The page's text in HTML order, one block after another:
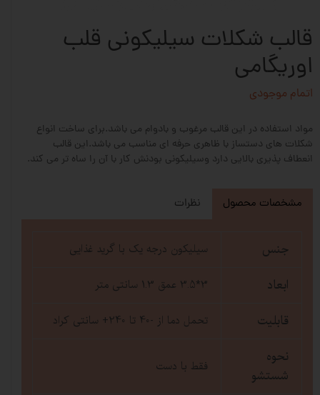
قالب شکلات سیلیکونی قلب
اوریگامی
اتمام موجودی
مواد استفاده در این قالب مرغوب و بادوام می باشد.برای ساخت انواع
شکلات های دستساز با ظاهری حرفه ای مناسب می باشد.این قالب
انعطاف پذیری بالایی دارد وسیلیکونی بودنش کار با آن را ساه تر می کند.
مشخصات محصول نظرات
جنس سیلیکون درجه یک با گرید غذایی
ابعاد 3*3.5 عمق 1.3 سانتی متر
قابلیت تحمل دما از -40 تا 240+ سانتی کراد
نحوه
شستشو
فقط با دست